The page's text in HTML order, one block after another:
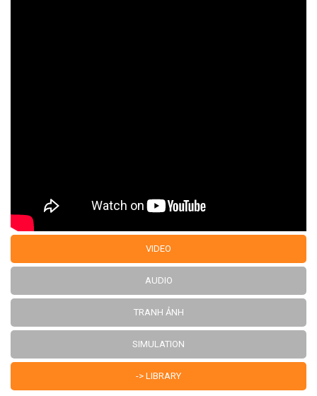
VIDEO
AUDIO
TRANH ẢNH
SIMULATION
-> LIBRARY